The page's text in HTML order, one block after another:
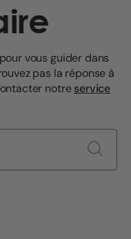
vous guider dans
pas la réponse à
notreservice